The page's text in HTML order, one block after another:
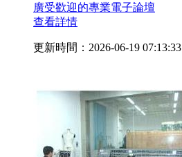
廣受歡迎的專業電子論壇
查看詳情
更新時間：2026-06-19 07:13:33